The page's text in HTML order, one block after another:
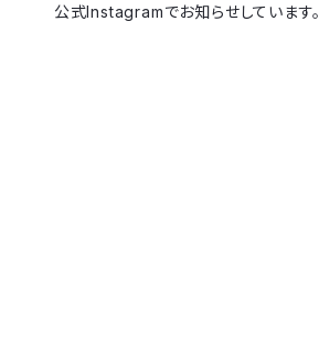
公式Instagramでお知らせしています。